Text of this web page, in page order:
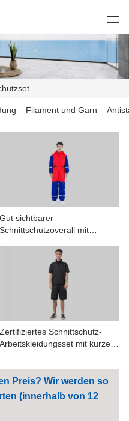
Deutsch
Filament und Garn
Gut sichtbarer
Schnittschutzoverall mit
Zertifiziertes Schnittschutz-
Arbeitskleidungsset mit kurzen
Preis? Wir werden so
(innerhalb von 12